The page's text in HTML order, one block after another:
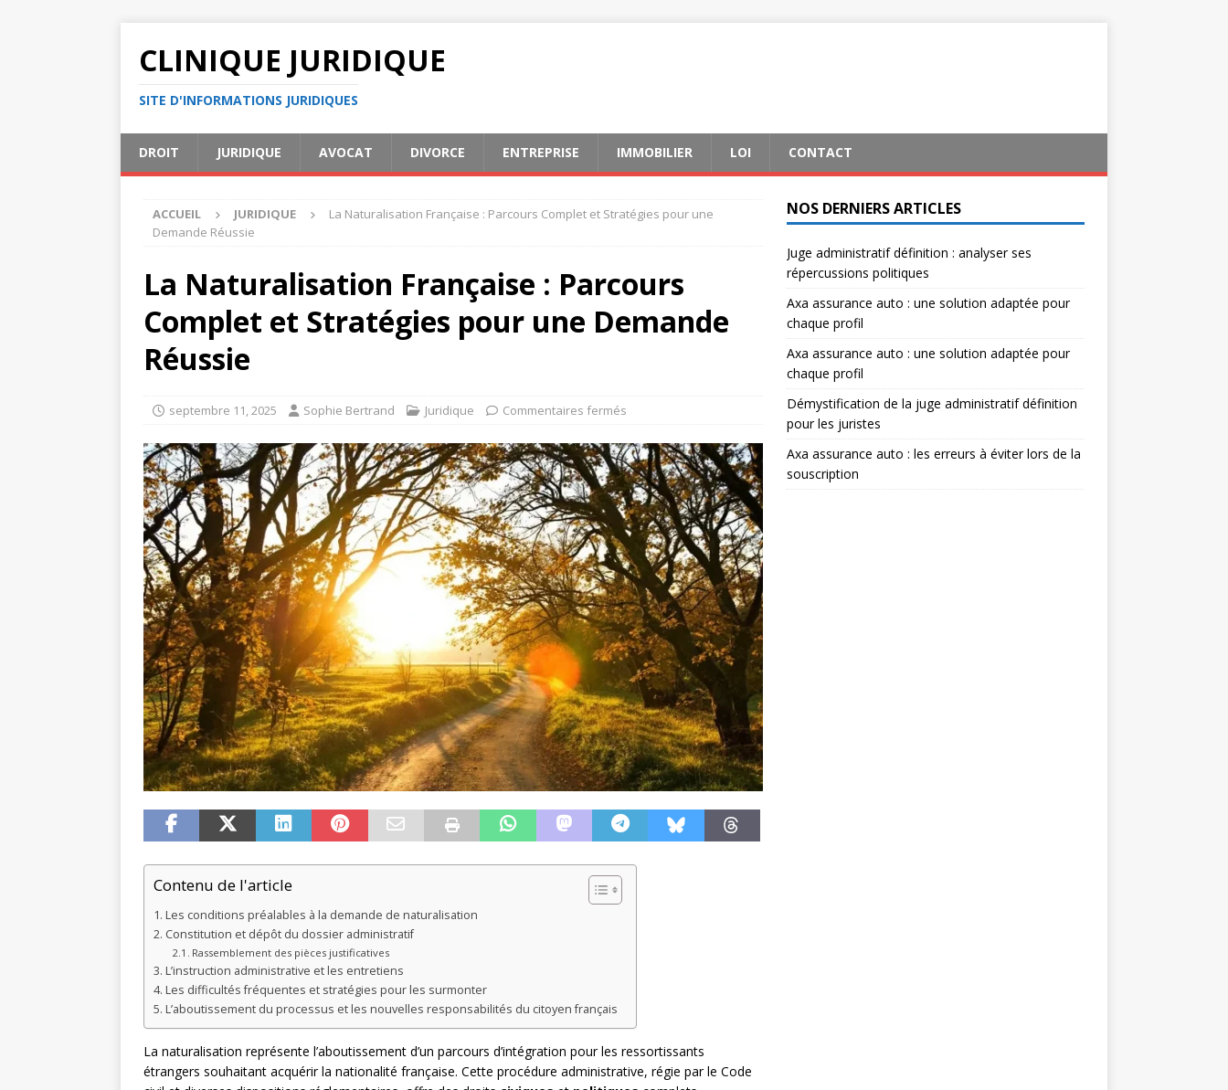
CLINIQUE JURIDIQUE
SITE D'INFORMATIONS JURIDIQUES
DROIT JURIDIQUE AVOCAT DIVORCE ENTREPRISE IMMOBILIER LOI CONTACT
ACCUEIL JURIDIQUE
La Naturalisation Française : Parcours Complet et Stratégies pour une
Demande Réussie
La Naturalisation Française : Parcours
Complet et Stratégies pour une Demande
Réussie
septembre 11, 2025 Sophie Bertrand Juridique Commentaires fermés
Contenu de l'article
Les conditions préalables à la demande de naturalisation
Constitution et dépôt du dossier administratif
Rassemblement des pièces justificatives
L’instruction administrative et les entretiens
Les difficultés fréquentes et stratégies pour les surmonter
L’aboutissement du processus et les nouvelles responsabilités du citoyen français
La naturalisation représente l’aboutissement d’un parcours d’intégration pour les ressortissants
étrangers souhaitant acquérir la nationalité française. Cette procédure administrative, régie par le Code
NOS DERNIERS ARTICLES
Juge administratif définition : analyser ses
répercussions politiques
Axa assurance auto : une solution adaptée pour
chaque profil
Axa assurance auto : une solution adaptée pour
chaque profil
Démystification de la juge administratif définition
pour les juristes
Axa assurance auto : les erreurs à éviter lors de la
souscription